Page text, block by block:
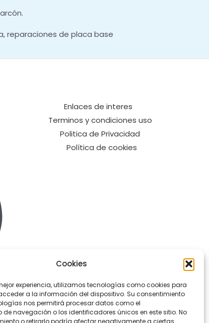
Cookies
experiencia, utilizamos tecnologías como cookies para
a la información del dispositivo. Su consentimiento
nos permitirá procesar datos como el
navegación o los identificadores únicos en este sitio. No
o retirarlo podría afectar negativamente a ciertas
reparaciones de placa base
Enlaces de interes
Terminos y condiciones uso
Politica de Privacidad
Política de cookies